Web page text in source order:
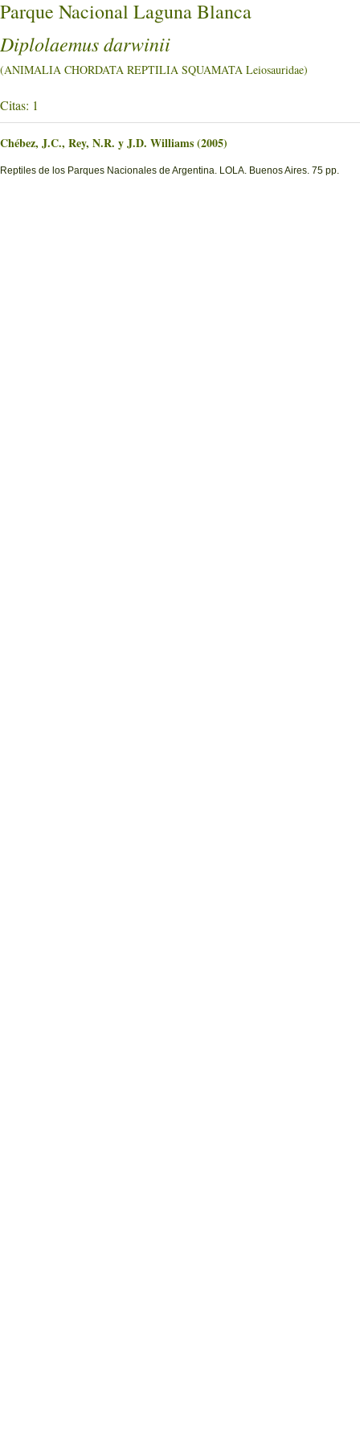
Parque Nacional Laguna Blanca
Diplolaemus darwinii
(ANIMALIA CHORDATA REPTILIA SQUAMATA Leiosauridae)
Citas: 1
Chébez, J.C., Rey, N.R. y J.D. Williams (2005)
Reptiles de los Parques Nacionales de Argentina. LOLA. Buenos Aires. 75 pp.